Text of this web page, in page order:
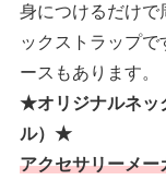
身につけるだけで
ックストラップ
ースもあります。
★オリジナルネッ
ル）★
アクセサリーメー